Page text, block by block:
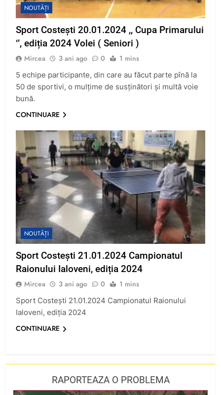
NOUTĂȚI
Sport Costești 20.01.2024 ,, Cupa Primarului
‘’, ediția 2024 Volei ( Seniori )
Mircea 3 ani ago 0 1 mins
5 echipe participante, din care au făcut parte pînă la
50 de sportivi, o mulțime de susținători și multă voie
bună.
CONTINUARE
NOUTĂȚI
Sport Costești 21.01.2024 Campionatul
Raionului Ialoveni, ediția 2024
Mircea 3 ani ago 0 1 mins
Sport Costești 21.01.2024 Campionatul Raionului
Ialoveni, ediția 2024
CONTINUARE
RAPORTEAZA O PROBLEMA